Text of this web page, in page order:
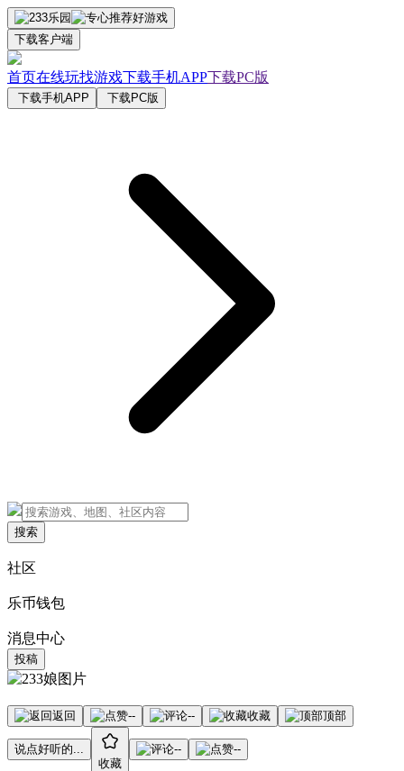
下载客户端
首页在线玩找游戏下载手机APP下载PC版
下载手机APP 下载PC版
搜索
社区
乐币钱包
消息中心
投稿
返回 -- -- 收藏 顶部
说点好听的...
收藏
-- --